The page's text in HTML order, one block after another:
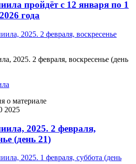
пройдёт с 12 января по 1
года
2025. 2 февраля, воскресенье (день
о материале
2025
2025. 2 февраля,
(день 21)